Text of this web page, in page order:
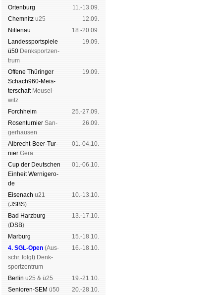
Orten­burg
11.-13.09.
Chem­nitz u25
12.09.
Nitte­nau
18.-20.09.
Landes­sport­spiele
ü50 Denk­sport­zen­
trum
19.09.
Offene Thü­rin­ger
Schach960-Meis­
ter­schaftMeu­sel­
witz
19.09.
Forch­heim
25.-27.09.
Rosen­tur­nier San­
ger­hau­sen
26.09.
Albrecht-Beer-Tur­
nier Ge­ra
01.-04.10.
Cup der Deut­schen
Ein­heit Wer­ni­ge­ro­
de
01.-06.10.
Eise­nach u21
(JSBS)
10.-13.10.
Bad Harz­burg
(DSB)
13.-17.10.
Mar­burg
15.-18.10.
4. SGL-Open (Aus­
schr. folgt) Denk­
sport­zen­trum
16.-18.10.
Ber­lin u25 & ü25
19.-21.10.
Senioren-SEM ü50
20.-28.10.